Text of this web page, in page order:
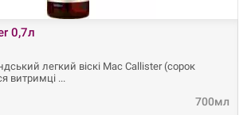
0,7л
легкий віскі Mac Callister (сорок
витримці
700мл